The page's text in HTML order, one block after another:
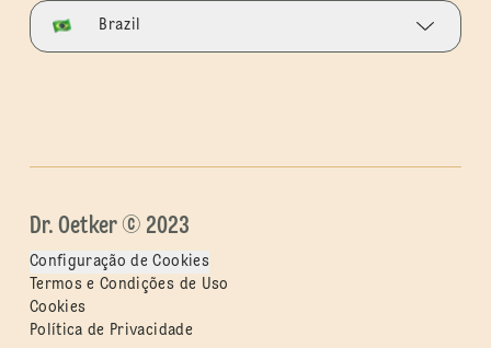
Brazil
Dr. Oetker © 2023
Configuração de Cookies
Termos e Condições de Uso
Cookies
Política de Privacidade